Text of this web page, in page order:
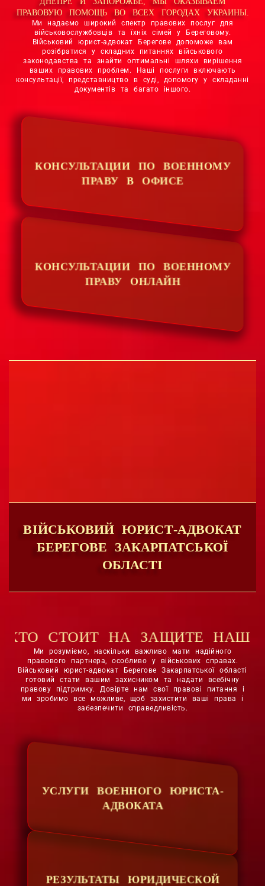
ПРАВОВУЮ ПОМОЩЬ ВО ВСЕХ ГОРОДАХ УКРАИНЫ.
Ми надаємо широкий спектр правових послуг для
військовослужбовців та їхніх сімей у Береговому.
Військовий юрист-адвокат Берегове допоможе вам
розібратися у складних питаннях військового
законодавства та знайти оптимальні шляхи вирішення
ваших правових проблем. Наші послуги включають
консультації, представництво в суді, допомогу у складанні
документів та багато іншого.
КОНСУЛЬТАЦИИ ПО ВОЕННОМУ
ПРАВУ В ОФИСЕ
КОНСУЛЬТАЦИИ ПО ВОЕННОМУ
ПРАВУ ОНЛАЙН
ВІЙСЬКОВИЙ ЮРИСТ-АДВОКАТ
БЕРЕГОВЕ ЗАКАРПАТСЬКОЇ
ОБЛАСТІ
НАШЕГО
Ми розуміємо, наскільки важливо мати надійного
правового партнера, особливо у військових справах.
Військовий юрист-адвокат Берегове Закарпатської області
готовий стати вашим захисником та надати всебічну
правову підтримку. Довірте нам свої правові питання і
ми зробимо все можливе, щоб захистити ваші права і
забезпечити справедливість.
УСЛУГИ ВОЕННОГО ЮРИСТА-
АДВОКАТА
РЕЗУЛЬТАТЫ ЮРИДИЧЕСКОЙ